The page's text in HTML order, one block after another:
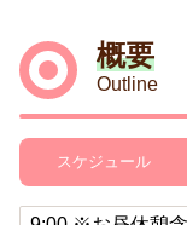
概要
Outline
スケジュール